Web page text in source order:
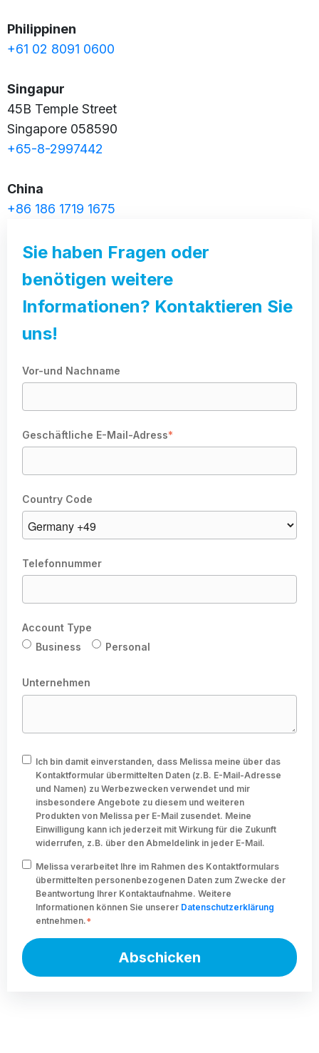
Philippinen
+61 02 8091 0600
Singapur
45B Temple Street
Singapore 058590
+65-8-2997442
China
+86 186 1719 1675
Sie haben Fragen oder
benötigen weitere
Informationen? Kontaktieren Sie
uns!
Vor-und Nachname
Geschäftliche E-Mail-Adress*
Country Code
Telefonnummer
Account Type
Business
Personal
Unternehmen
Ich bin damit einverstanden, dass Melissa meine über das
Kontaktformular übermittelten Daten (z.B. E-Mail-Adresse
und Namen) zu Werbezwecken verwendet und mir
insbesondere Angebote zu diesem und weiteren
Produkten von Melissa per E-Mail zusendet. Meine
Einwilligung kann ich jederzeit mit Wirkung für die Zukunft
widerrufen, z.B. über den Abmeldelink in jeder E-Mail.
Melissa verarbeitet Ihre im Rahmen des Kontaktformulars
übermittelten personenbezogenen Daten zum Zwecke der
Beantwortung Ihrer Kontaktaufnahme. Weitere
Informationen können Sie unserer Datenschutzerklärung
entnehmen.*